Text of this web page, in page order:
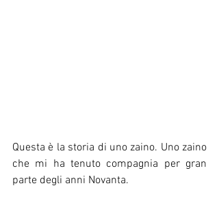
Questa è la storia di uno zaino. Uno zaino
che mi ha tenuto compagnia per gran
parte degli anni Novanta.